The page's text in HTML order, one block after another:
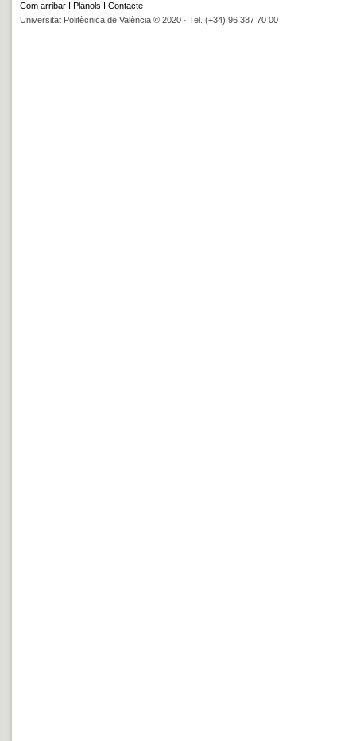
Com arribar I Plànols I Contacte
Universitat Politècnica de València © 2020 · Tel. (+34) 96 387 70 00